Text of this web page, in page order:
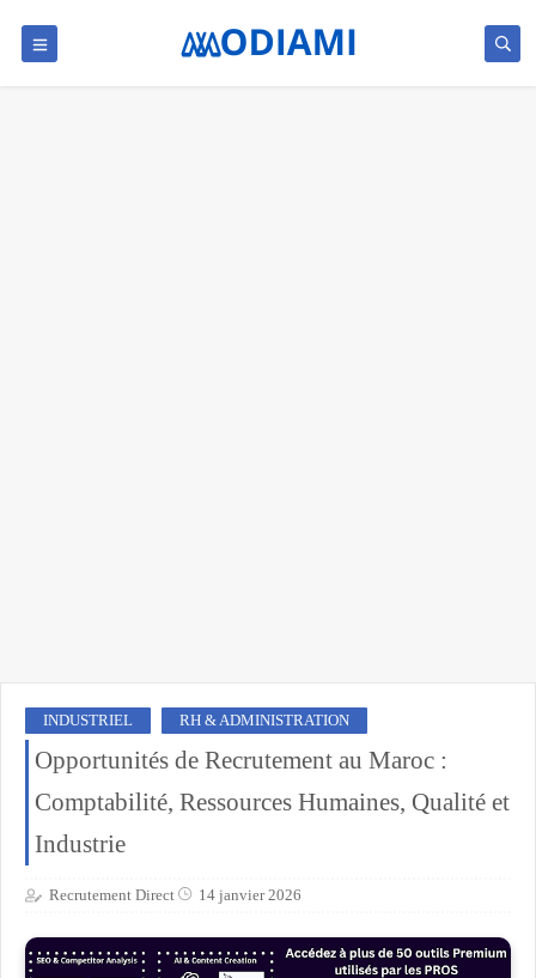
INDUSTRIEL RH & ADMINISTRATION
Opportunités de Recrutement au Maroc :
Comptabilité, Ressources Humaines, Qualité et
Industrie
Recrutement Direct 14 janvier 2026